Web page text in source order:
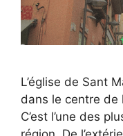
L’église de Sant
dans le centre de
C’est l’une des